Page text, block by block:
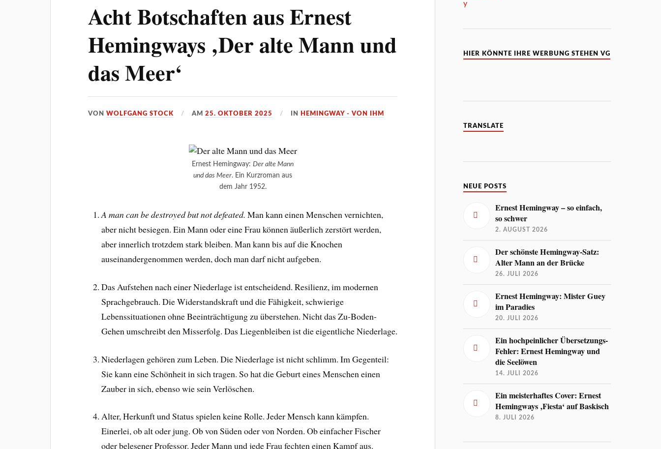
Acht Botschaften aus Ernest
Hemingways ‚Der alte Mann und
das Meer‘
VONWOLFGANG STOCK AM25. OKTOBER 2025 IN HEMINGWAY - VON IHM
Ernest Hemingway:Der alte Mann
und das Meer. Ein Kurzroman aus
dem Jahr 1952.
A man can be destroyed but not defeated. Man kann einen Menschen vernichten,
aber nicht besiegen. Ein Mann oder eine Frau können äußerlich zerstört werden,
aber innerlich trotzdem stark bleiben. Man kann bis auf die Knochen
auseinandergenommen werden, doch man darf nicht aufgeben.
Das Aufstehen nach einer Niederlage ist entscheidend. Resilienz, im modernen
Sprachgebrauch. Die Widerstandskraft und die Fähigkeit, schwierige
Lebenssituationen ohne Beeinträchtigung zu überstehen. Nicht das Zu-Boden-
Gehen umschreibt den Misserfolg. Das Liegenbleiben ist die eigentliche Niederlage.
Niederlagen gehören zum Leben. Die Niederlage ist nicht schlimm. Im Gegenteil:
Sie kann eine Schönheit in sich tragen. So hat die Geburt eines Menschen einen
Zauber in sich, ebenso wie sein Verlöschen.
Alter, Herkunft und Status spielen keine Rolle. Jeder Mensch kann kämpfen.
Einerlei, ob alt oder jung. Ob von Süden oder von Norden. Ob einfacher Fischer
oder belesener Professor. Jeder Mann und jede Frau fechten einen Kampf aus.
HIER KÖNNTE IHRE WERBUNG STEHEN VG
TRANSLATE
NEUE POSTS
Ernest Hemingway – so einfach,
so schwer
2. AUGUST 2026
Der schönste Hemingway-Satz:
Alter Mann an der Brücke
26. JULI 2026
Ernest Hemingway: Mister Guey
im Paradies
20. JULI 2026
Ein hochpeinlicher Übersetzungs-
Fehler: Ernest Hemingway und
die Seelöwen
14. JULI 2026
Ein meisterhaftes Cover: Ernest
Hemingways ‚Fiesta‘ auf Baskisch
8. JULI 2026